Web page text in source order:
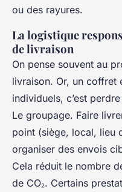
ou des rayures.
La logistique
de livraison
On pense souvent au
livraison. Or, un
individuels, c’est
Le groupage. Faire
point (siège, local, lieu
organiser des envois
Cela réduit le nombre
de CO₂. Certains